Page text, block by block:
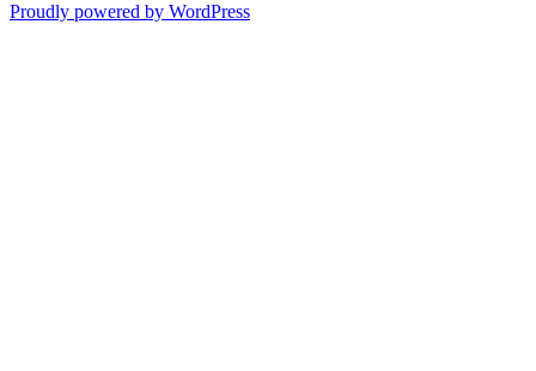
Proudly powered by WordPress